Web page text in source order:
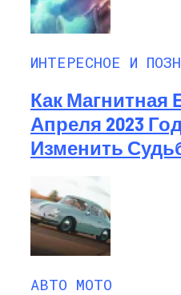
ИНТЕРЕСНОЕ И
Как Магнитная
Апреля 2023
Изменить
АВТО МОТО